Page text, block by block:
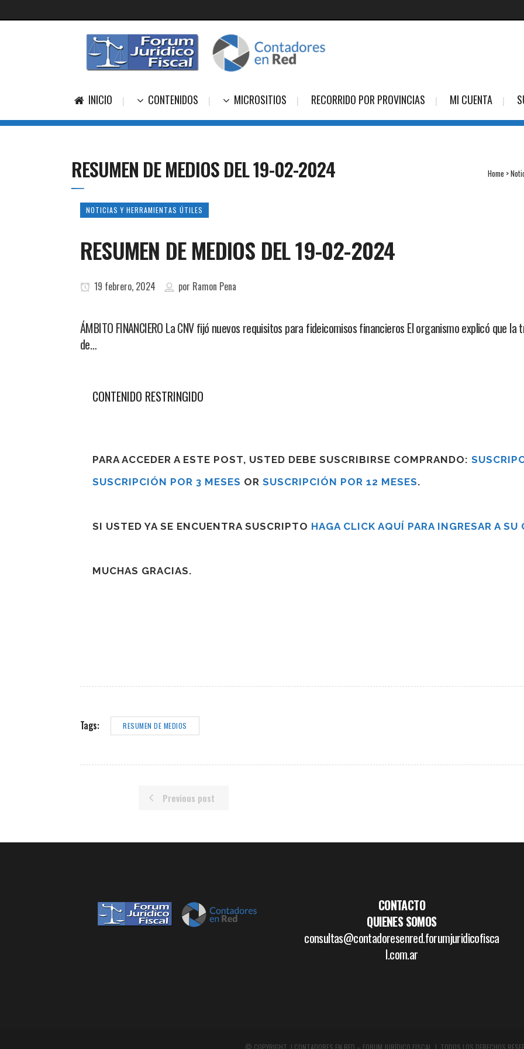
INICIO CONTENIDOS MICROSITIOS RECORRIDO POR PROVINCIAS MI CUENTA
RESUMEN DE MEDIOS DEL 19-02-2024 Home >
NOTICIAS Y HERRAMIENTAS ÚTILES
RESUMEN DE MEDIOS DEL 19-02-2024
19 febrero, 2024 por Ramon Pena
ÁMBITO FINANCIERO La CNV fijó nuevos requisitos para fideicomisos financieros El organismo explicó que
de…
CONTENIDO RESTRINGIDO
PARA ACCEDER A ESTE POST, USTED DEBE SUSCRIBIRSE COMPRANDO:
SUSCRIPCIÓN POR 3 MESES OR SUSCRIPCIÓN POR 12 MESES.
SI USTED YA SE ENCUENTRA SUSCRIPTO HAGA CLICK AQUÍ PARA INGRESAR A SU
MUCHAS GRACIAS.
Tags: RESUMEN DE MEDIOS
Previous post
CONTACTO
QUIENES SOMOS
consultas@contadoresenred.forumjuridicofisca
l.com.ar
© COPYRIGHT | CONTADORES EN RED – FORUM JURÍDICO FISCAL | TODOS LOS DERECHOS